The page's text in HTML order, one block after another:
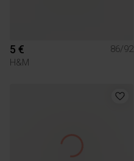
5 €
86/92
H&M